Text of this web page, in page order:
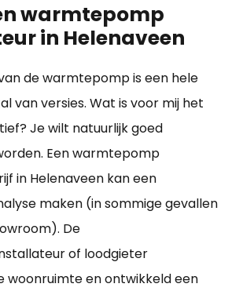
warmtepomp
in Helenaveen
de warmtepomp is een hele
van versies. Wat is voor mij het
Je wilt natuurlijk goed
Een warmtepomp
in Helenaveen kan een
maken (in sommige gevallen
De
of loodgieter
woonruimte en ontwikkeld een